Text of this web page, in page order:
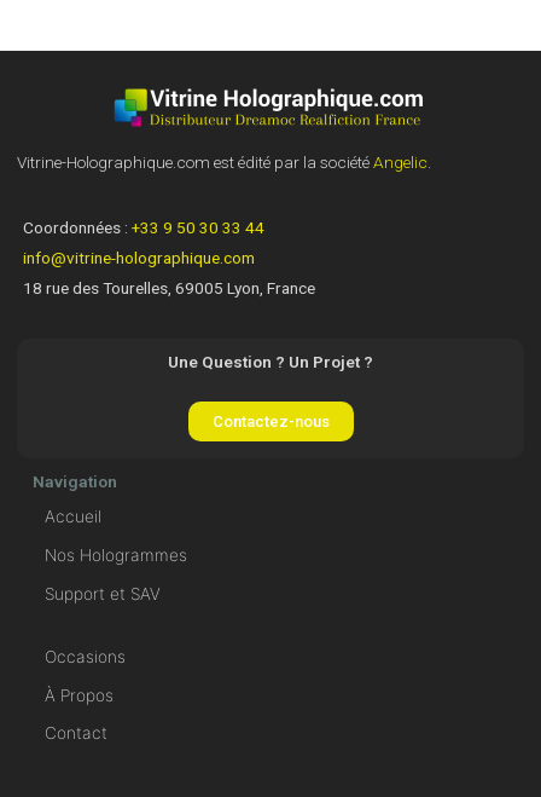
Vitrine-Holographique.com est édité par la sociétéAngelic
Coordonnées : +33 9 50 30 33 44
info@vitrine-holographique.com
18 rue des Tourelles, 69005 Lyon, France
Une Question ? Un Projet ?
Contactez-nous
Navigation
Accueil
Nos Hologrammes
Support et SAV
Occasions
À Propos
Contact